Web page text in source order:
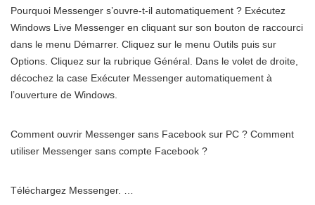
Pourquoi Messenger s’ouvre-t-il automatiquement ? Exécutez
Windows Live Messenger en cliquant sur son bouton de raccourci
dans le menu Démarrer. Cliquez sur le menu Outils puis sur
Options. Cliquez sur la rubrique Général. Dans le volet de droite,
décochez la case Exécuter Messenger automatiquement à
l’ouverture de Windows.
Comment ouvrir Messenger sans Facebook sur PC ? Comment
utiliser Messenger sans compte Facebook ?
Téléchargez Messenger. …